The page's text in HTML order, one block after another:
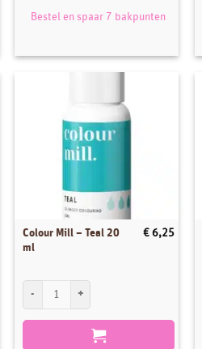
Bestel en spaar 7 bakpunten
Colour Mill – Teal 20
ml
€ 6,25